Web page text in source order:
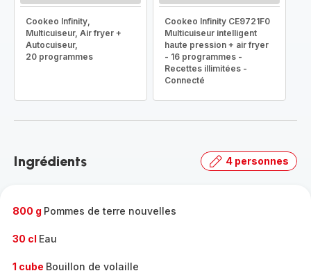
Cookeo Infinity,
Multicuiseur, Air fryer +
Autocuiseur,
20 programmes
Cookeo Infinity CE9721F0
Multicuiseur intelligent
haute pression + air fryer
- 16 programmes -
Recettes illimitées -
Connecté
Ingrédients 4 personnes
800 g Pommes de terre nouvelles
30 cl Eau
1 cube Bouillon de volaille